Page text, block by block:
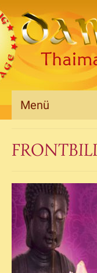
Menü
Galerie
Impressum